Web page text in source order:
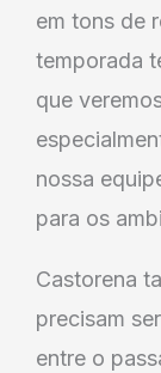
em tons de
temporada
que
nossa
para os
Castorena
precisam
entre o